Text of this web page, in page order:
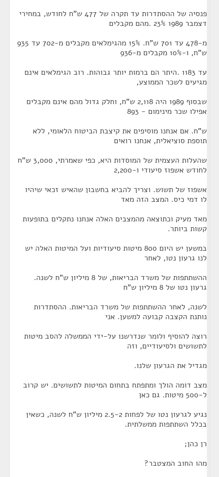
פנסיה של ההסתדרות עד תקרה של 477 ש"ח לחודש, במחירי
דצמבר 1989 23% .מהם מקבלים
מ-478 עד 701 ש"ח. 15% מהגימלאים מקבלים מ-702 עד 935
ש"ח, ו-10% מקבלים מ-936
עד 1183 .היתר הם ברמות יותר גבוהות. רוב הגימלאים אינם
מגיעים לשכר הממוצע,
שבסוף 1989 היה 2,118 ש"ח, וחלק גדול מהם אינם מקבלים
אפילו שכר מינימום - 893
ש"ח. אם אנחנו מוסיפים את קיצבת הביטוח הלאומי, ללא
תוספת סוציאלית, אנחנו רואים
שהעלות העצמית של המוסדות היא, כפי שאמרתי, 3,000 ש"ח
לחודש אשפוז סיעודי ו-2,200
אשפוז של תשוש. וצריך להביא בחשבון שהאיש זכאי שיהיו
לו דמי כיס. המצב הזה מאד
מאד מעיק וכתוצאה מהמצבים האלה אנחנו נתקלים בתופעות
קשות ביותר.
במשען יש היום 800 מיטות סיעודיות ועל המיטות האלה יש
לנו גרעון נטו, לאחר
ההשתתפות של משרד הבריאות, של 8 מיליון ש"ח לשנה.
גרעון נטו של 8 מיליון ש"ח
לשנה, לאחר ההשתתפות של משרד הבריאות. ההסתדרות
נותנת הקצבה קבועה למשען. אני
רוצה להוסיף ולומר שנדרשנו על-ידי הממשלה להסב מיטות
לתשושים ולסיעודיים, וזה
מגדיל את הגרעון שלנו.
מצב דומה הולך ומתפתח בתחום המיטות לתשושים. יש קרוב
ל-500 מיטות. גם כאן
נגיע לגרעון נטו של לפחות 2.5-2 מיליון ש"ח לשנה, כשאין
בכלל השתתפות ממשלתית.
רן כהן;
מהו החוב המצטבר?